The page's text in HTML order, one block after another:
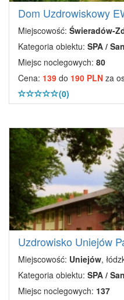
Dom Uzdrowiskowy
Miejscowość: Świeradów-
Kategoria obiektu: SPA /
Miejsc noclegowych: 80
Cena: 139 do 190 PLN za
(0)
Uzdrowisko Uniejów
Miejscowość: Uniejów,
Kategoria obiektu: SPA /
Miejsc noclegowych: 137